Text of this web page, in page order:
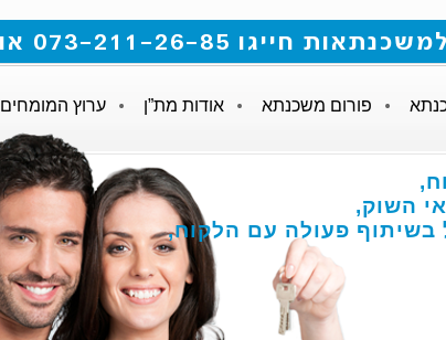
211-26-85 או מלאו את הטופס
פורום משכנתא אודות מת”ן ערוץ המומחים
השוק,
בשיתוף פעולה עם הלקוח,